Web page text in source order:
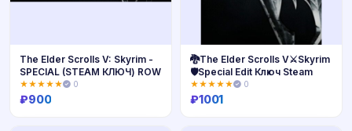
The Elder Scrolls V: Skyrim -
SPECIAL (STEAM КЛЮЧ) ROW
★★★★★ 0
₽900
🐉The Elder Scrolls V⚔️Skyrim
🛡️Special Edit Ключ Steam
★★★★★ 0
₽1001